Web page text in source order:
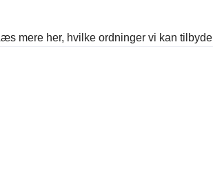
mere her, hvilke ordninger vi kan tilbyde